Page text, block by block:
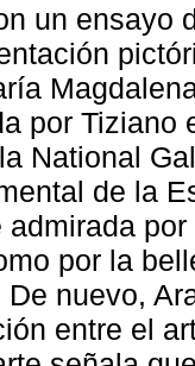
un ensayo
por Tiziano
National
de la
admirada
por la
De nuevo,
entre el